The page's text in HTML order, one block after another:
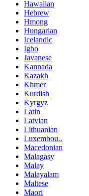
Hawaiian
Hebrew
Hmong
Hungarian
Icelandic
Igbo
Javanese
Kannada
Kazakh
Khmer
Kurdish
Kyrgyz
Latin
Latvian
Lithuanian
Luxembou..
Macedonian
Malagasy
Malay
Malayalam
Maltese
Maori